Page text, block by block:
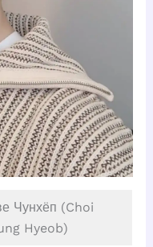
Чунхёп (Choi
Hyeob)